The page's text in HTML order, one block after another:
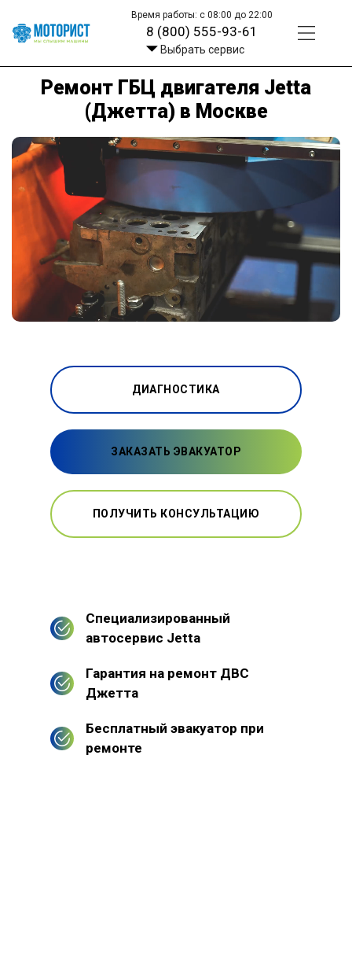
Время работы: с 08:00 до 22:00
8 (800) 555-93-61
Выбрать сервис
Ремонт ГБЦ двигателя Jetta
(Джетта) в Москве
ДИАГНОСТИКА
ЗАКАЗАТЬ ЭВАКУАТОР
ПОЛУЧИТЬ КОНСУЛЬТАЦИЮ
Специализированный
автосервис Jetta
Гарантия на ремонт ДВС
Джетта
Бесплатный эвакуатор при
ремонте